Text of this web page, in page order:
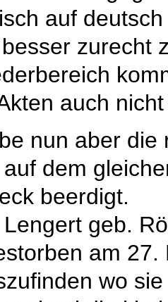
auf
zurecht
auch
nun aber
dem
beerdigt.
Lengert geb.
am
wo